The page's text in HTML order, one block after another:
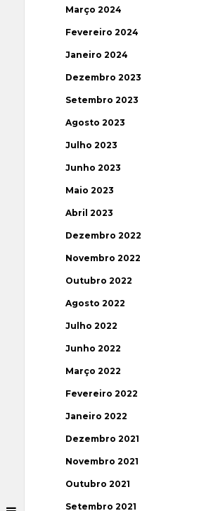
Março 2024
Fevereiro 2024
Janeiro 2024
Dezembro 2023
Setembro 2023
Agosto 2023
Julho 2023
Junho 2023
Maio 2023
Abril 2023
Dezembro 2022
Novembro 2022
Outubro 2022
Agosto 2022
Julho 2022
Junho 2022
Março 2022
Fevereiro 2022
Janeiro 2022
Dezembro 2021
Novembro 2021
Outubro 2021
Setembro 2021